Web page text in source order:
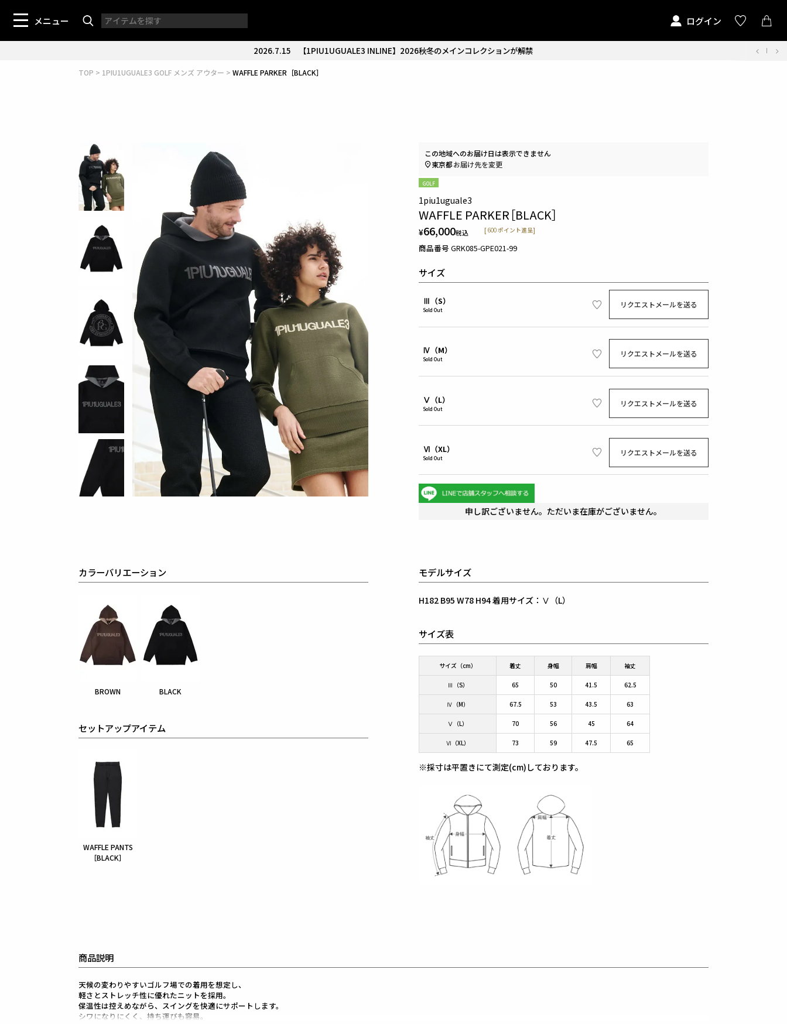
メニュー ログイン
2026.7.15 【1PIU1UGUALE3 INLINE】2026秋冬のメインコレクションが解禁
TOP 1PIU1UGUALE3 GOLF メンズ アウター WAFFLE PARKER［BLACK］
GOLF
1piu1uguale3
WAFFLE PARKER［BLACK］
¥66,000税込 [600ポイント進呈]
商品番号 GRK085-GPE021-99
サイズ
Ⅲ（S）
Sold Out
リクエストメールを送る
Ⅳ（M）
Sold Out
リクエストメールを送る
Ⅴ（L）
Sold Out
リクエストメールを送る
Ⅵ（XL）
Sold Out
リクエストメールを送る
この地域へのお届け日は表示できません
東京都お届け先を変更
申し訳ございません。ただいま在庫がございません。
カラーバリエーション
BROWN BLACK
セットアップアイテム
WAFFLE PANTS
［BLACK］
モデルサイズ
H182 B95 W78 H94 着用サイズ：Ⅴ（L）
サイズ表
サイズ（cm） 着丈 身幅 肩幅 袖丈
Ⅲ（S） 65 50 41.5 62.5
Ⅳ（M） 67.5 53 43.5 63
Ⅴ（L） 70 56 45 64
Ⅵ（XL） 73 59 47.5 65
※採寸は平置きにて測定(cm)しております。
商品説明
天候の変わりやすいゴルフ場での着用を想定し、
軽さとストレッチ性に優れたニットを採用。
保温性は控えめながら、スイングを快適にサポートします。
シワになりにくく、持ち運びも容易。